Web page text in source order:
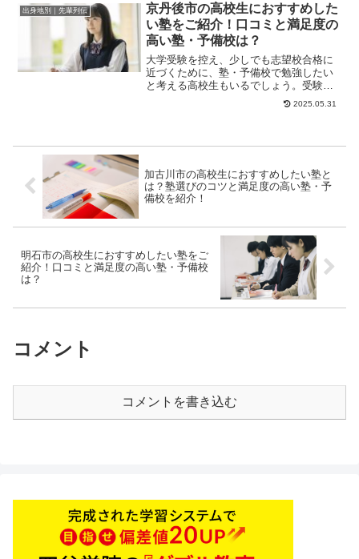
出身地別｜先輩列伝
京丹後市の高校生におすすめした
い塾をご紹介！口コミと満足度の
高い塾・予備校は？
大学受験を控え、少しでも志望校合格に
近づくために、塾・予備校で勉強したい
と考える高校生もいるでしょう。受験勉
強は長期戦のため、頑張り続けられる環
2025.05.31
加古川市の高校生におすすめしたい塾と
は？塾選びのコツと満足度の高い塾・予
備校を紹介！
明石市の高校生におすすめしたい塾をご
紹介！口コミと満足度の高い塾・予備校
は？
コメント
コメントを書き込む